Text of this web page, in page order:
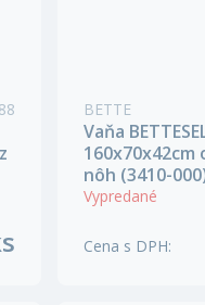
BETTE
Vaňa
160x70x42cm
nôh (3410-
Vypredané
Cena s DPH: